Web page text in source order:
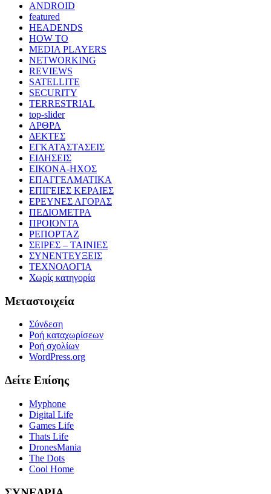
ANDROID
featured
HEADENDS
HOW TO
MEDIA PLAYERS
NETWORKING
REVIEWS
SATELLITE
SECURITY
TERRESTRIAL
top-slider
ΑΡΘΡΑ
ΔΕΚΤΕΣ
ΕΓΚΑΤΑΣΤΑΣΕΙΣ
ΕΙΔΗΣΕΙΣ
ΕΙΚΟΝΑ-ΗΧΟΣ
ΕΠΑΓΓΕΛΜΑΤΙΚΑ
ΕΠΙΓΕΙΕΣ ΚΕΡΑΙΕΣ
ΕΡΕΥΝΕΣ ΑΓΟΡΑΣ
ΠΕΔΙΟΜΕΤΡΑ
ΠΡΟΙΟΝΤΑ
ΡΕΠΟΡΤΑΖ
ΣΕΙΡΕΣ – ΤΑΙΝΙΕΣ
ΣΥΝΕΝΤΕΥΞΕΙΣ
ΤΕΧΝΟΛΟΓΙΑ
Χωρίς κατηγορία
Μεταστοιχεία
Σύνδεση
Ροή καταχωρίσεων
Ροή σχολίων
WordPress.org
Δείτε Επίσης
Myphone
Digital Life
Games Life
Thats Life
DronesMania
The Dots
Cool Home